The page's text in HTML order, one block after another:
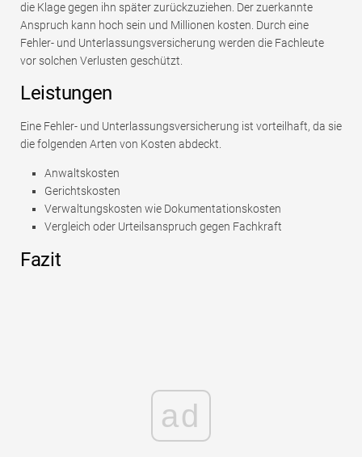
die Klage gegen ihn später zurückzuziehen. Der zuerkannte
Anspruch kann hoch sein und Millionen kosten. Durch eine
Fehler- und Unterlassungsversicherung werden die Fachleute
vor solchen Verlusten geschützt.
Leistungen
Eine Fehler- und Unterlassungsversicherung ist vorteilhaft, da sie
die folgenden Arten von Kosten abdeckt.
Anwaltskosten
Gerichtskosten
Verwaltungskosten wie Dokumentationskosten
Vergleich oder Urteilsanspruch gegen Fachkraft
Fazit
ad